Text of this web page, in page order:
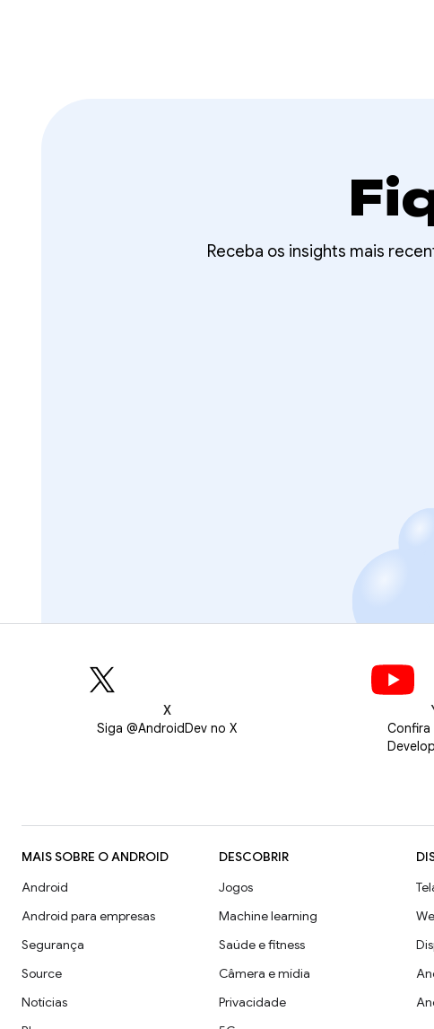
Receba os insights mais
X
Siga @AndroidDev no X
Confira
MAIS SOBRE O ANDROID
Android
Android para empresas
Segurança
Source
Notícias
DESCOBRIR
Jogos
Machine learning
Saúde e fitness
Câmera e mídia
Privacidade